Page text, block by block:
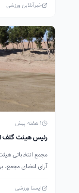
خبرآنلاین ورزشی
1 هفته پیش
رئیس هیئت
مجمع انتخاباتی
آرای اعضای
ایسنا ورزشی